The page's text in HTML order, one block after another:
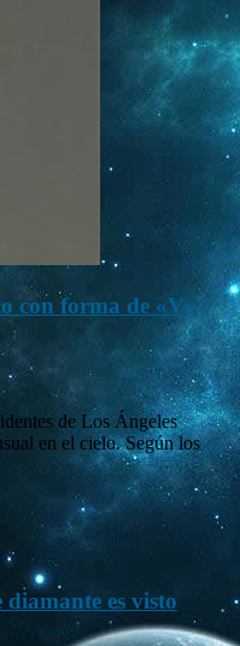
con forma de «V»
de Los Ángeles
en el cielo. Según los
es visto